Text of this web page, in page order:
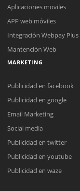
Todos nuestros
Aplicaciones moviles
APP web móviles
Integración Webpay Plus
Mantención Web
MARKETING
Publicidad en facebook
Publicidad en google
Email Marketing
Social media
Publicidad en twitter
Publicidad en youtube
Publicidad en waze